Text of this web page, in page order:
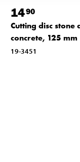
1490
Cutting disc stone
concrete, 125 mm
19-3451